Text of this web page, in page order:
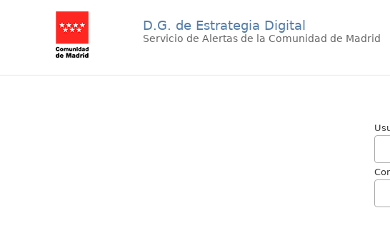
D.G. de Estrategia Digital
Servicio de Alertas de la Comunidad de Madrid